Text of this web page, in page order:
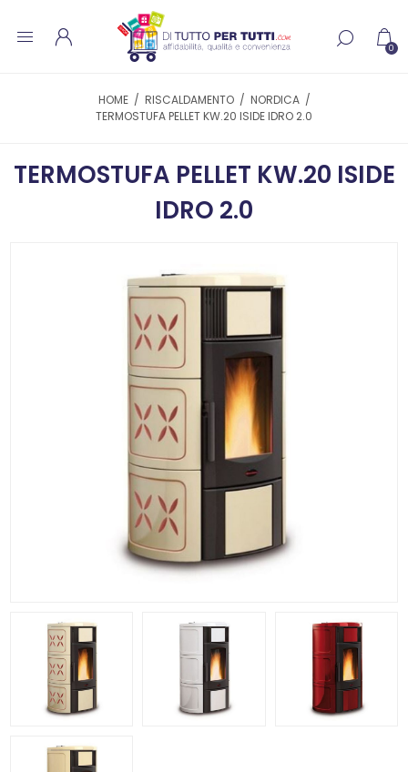
0
HOME / RISCALDAMENTO / NORDICA /
TERMOSTUFA PELLET KW.20 ISIDE IDRO 2.0
TERMOSTUFA PELLET KW.20 ISIDE
IDRO 2.0